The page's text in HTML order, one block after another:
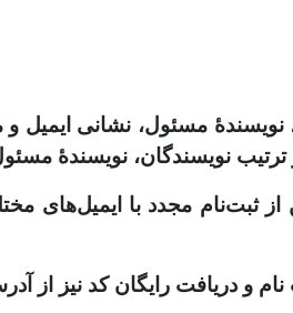
نویسندهٔ مسئول، نشانی
نویسندگان، نویسندهٔ
از ثبت‌نام مجدد با
و دریافت رایگان کد نیز از